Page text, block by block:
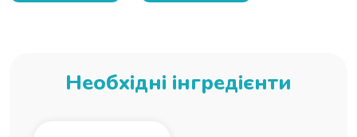
Необхідні інгредієнти